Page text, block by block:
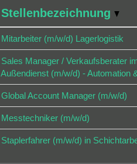
Stellenbezeichnung
Mitarbeiter (m/w/d) Lagerlogistik
Sales Manager / Verkaufsberater
Außendienst (m/w/d) - Automation
Global Account Manager (m/w/d)
Messtechniker (m/w/d)
Staplerfahrer (m/w/d) in